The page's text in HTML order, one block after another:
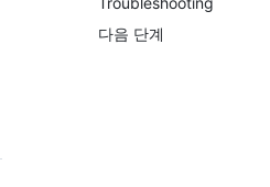
다음 단계